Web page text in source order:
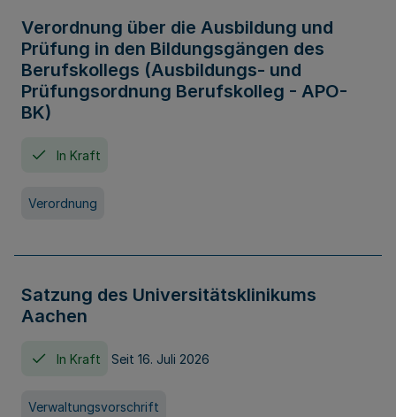
Verordnung über die Ausbildung und
Prüfung in den Bildungsgängen des
Berufskollegs (Ausbildungs- und
Prüfungsordnung Berufskolleg - APO-
BK)
In Kraft
Verordnung
Satzung des Universitätsklinikums
Aachen
In Kraft Seit 16. Juli 2026
Verwaltungsvorschrift